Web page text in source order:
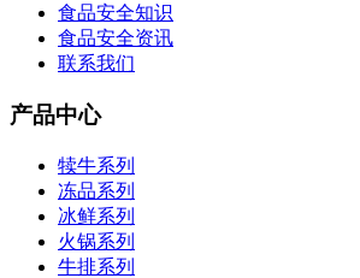
食品安全知识
食品安全资讯
联系我们
产品中心
犊牛系列
冻品系列
冰鲜系列
火锅系列
牛排系列